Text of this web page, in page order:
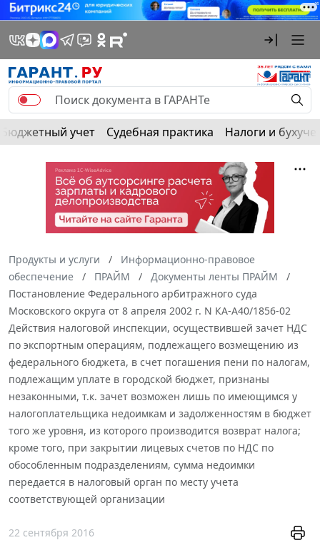
Бюджетный учет Судебная практика Налоги и
Продукты и услуги
Информационно-правовое
обеспечение
ПРАЙМ
Документы ленты ПРАЙМ
Постановление Федерального арбитражного суда
Московского округа от 8 апреля 2002 г. N КА-А40/1856-02
Действия налоговой инспекции, осуществившей зачет НДС
по экспортным операциям, подлежащего возмещению из
федерального бюджета, в счет погашения пени по налогам,
подлежащим уплате в городской бюджет, признаны
незаконными, т.к. зачет возможен лишь по имеющимся у
налогоплательщика недоимкам и задолженностям в бюджет
того же уровня, из которого производится возврат налога;
кроме того, при закрытии лицевых счетов по НДС по
обособленным подразделениям, сумма недоимки
передается в налоговый орган по месту учета
соответствующей организации
22 сентября 2016